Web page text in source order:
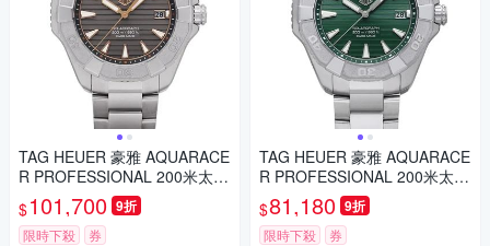
TAG HEUER 豪雅 AQUARACE
R PROFESSIONAL 200米太陽
能石英手錶(WBP1190.BZ000
3)x鈦金屬x灰面x40mm
$101,700 9折
限時下殺 券
TAG HEUER 豪雅 AQUARACE
R PROFESSIONAL 200米太陽
能石英手錶(WBP1118.BA004
7)x綠x40mm
$81,180 9折
限時下殺 券